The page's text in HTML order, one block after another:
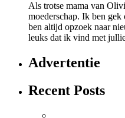
Als trotse mama van
moederschap. Ik ben
ben altijd opzoek naar
leuks dat ik vind met
Advertentie
Recent Posts